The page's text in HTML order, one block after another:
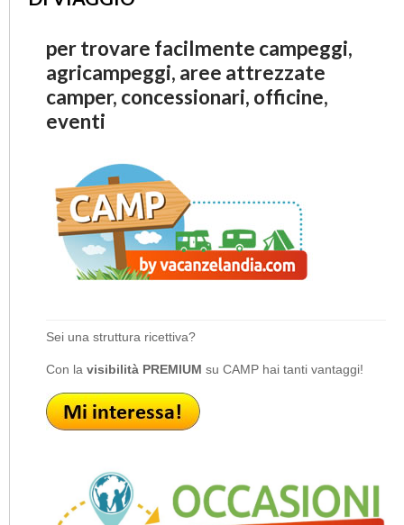
per trovare facilmente campeggi,
agricampeggi, aree attrezzate
camper, concessionari, officine,
eventi
Sei una struttura ricettiva?
Con la visibilità PREMIUM su CAMP hai tanti vantaggi!